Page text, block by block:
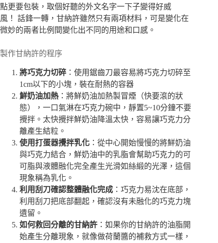
點更要包裝，取個好聽的外文名字一下子變得好威
風！ 話鋒一轉，甘納許雖然只有兩項材料，可是變化在
微妙的兩者比例間變化出不同的用途和口感。
製作甘納許的程序
將巧克力切碎 ：使用鋸齒刀最容易將巧克力切碎至
1cm以下的小塊，裝在耐熱的容器
鮮奶油加熱：將鮮奶油加熱製冒煙（快要滾的狀
態），一口氣淋在巧克力碗中，靜置5~10分鐘不要
攪拌。太快攪拌鮮奶油降溫太快，容易讓巧克力分
離產生結粒。
使用打蛋器攪拌乳化 ：從中心開始慢慢的將鮮奶油
與巧克力結合，鮮奶油中的乳脂會幫助巧克力的可
可脂與液體融化完全產生光滑如絲緞的光澤，這個
現象稱為乳化。
利用刮刀確認整體融化完成 ：巧克力易沈在底部，
利用刮刀把底部翻起，確認沒有未融化的巧克力塊
遺留。
如何救回分離的甘納許 ：如果你的甘納許的油脂開
始產生分離現象，就像做荷蘭醬的補救方式一樣，